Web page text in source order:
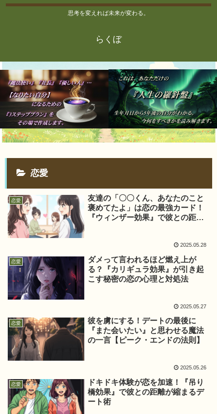
思考を変えれば未来が変わる。
らくぼ
恋愛
恋愛
友達の「〇〇くん、あなたのこと
褒めてたよ」は恋の最強カード！
『ウィンザー効果』で彼との距離
2025.05.28
恋愛
ダメって言われるほど燃え上が
る？『カリギュラ効果』が引き起
こす秘密の恋の心理と対処法
2025.05.27
恋愛
彼を虜にする！デートの最後に
『また会いたい』と思わせる魔法
の一言【ピーク・エンドの法則】
2025.05.26
恋愛
ドキドキ体験が恋を加速！『吊り
橋効果』で彼との距離が縮まるデ
ート術